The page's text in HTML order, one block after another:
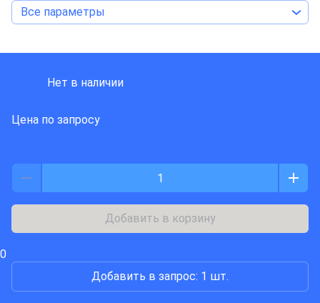
Все параметры
Нет в наличии
Цена по запросу
Добавить в корзину
0
Добавить в запрос: 1 шт.